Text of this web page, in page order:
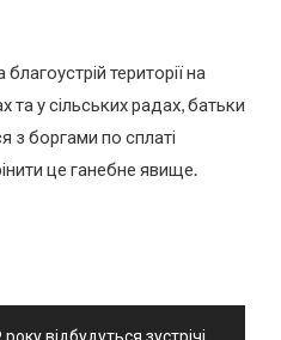
території на
та у сільських радах, батьки
з боргами по сплаті
це ганебне явище.